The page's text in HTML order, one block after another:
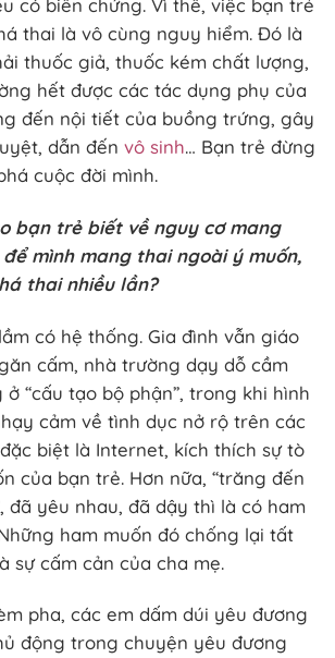
có biến chứng. Vì thế, việc bạn trẻ
thai là vô cùng nguy hiểm. Đó là
thuốc giả, thuốc kém chất lượng,
hết được các tác dụng phụ của
đến nội tiết của buồng trứng, gây
dẫn đến vô sinh… Bạn trẻ đừng
cuộc đời mình.
bạn trẻ biết về nguy cơ mang
mình mang thai ngoài ý muốn,
thai nhiều lần?
có hệ thống. Gia đình vẫn giáo
cấm, nhà trường dạy dỗ cầm
“cấu tạo bộ phận”, trong khi hình
cảm về tình dục nở rộ trên các
biệt là Internet, kích thích sự tò
của bạn trẻ. Hơn nữa, “trăng đến
đã yêu nhau, đã dậy thì là có ham
ham muốn đó chống lại tất
sự cấm cản của cha mẹ.
pha, các em dấm dúi yêu đương
động trong chuyện yêu đương